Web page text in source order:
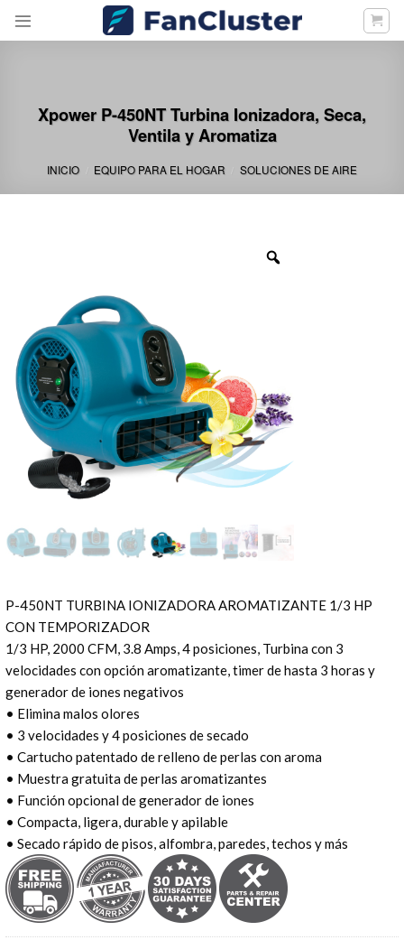
Xpower P-450NT Turbina Ionizadora, Seca,
Ventila y Aromatiza
INICIO EQUIPO PARA EL HOGAR SOLUCIONES DE AIRE
P-450NT TURBINA IONIZADORA AROMATIZANTE 1/3 HP
CON TEMPORIZADOR
1/3 HP, 2000 CFM, 3.8 Amps, 4 posiciones, Turbina con 3
velocidades con opción aromatizante, timer de hasta 3 horas y
generador de iones negativos
• Elimina malos olores
• 3 velocidades y 4 posiciones de secado
• Cartucho patentado de relleno de perlas con aroma
• Muestra gratuita de perlas aromatizantes
• Función opcional de generador de iones
• Compacta, ligera, durable y apilable
• Secado rápido de pisos, alfombra, paredes, techos y más